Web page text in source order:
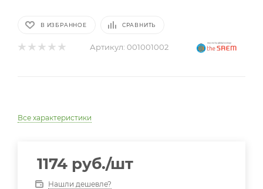
В ИЗБРАННОЕ СРАВНИТЬ
Артикул: 001001002
Все характеристики
1174 руб./шт
Нашли дешевле?